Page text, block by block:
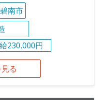
碧南市
230,000円
る